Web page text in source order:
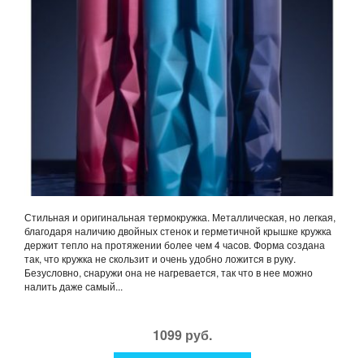
Стильная и оригинальная термокружка. Металлическая, но легкая,
благодаря наличию двойных стенок и герметичной крышке кружка
держит тепло на протяжении более чем 4 часов. Форма создана
так, что кружка не скользит и очень удобно ложится в руку.
Безусловно, снаружи она не нагревается, так что в нее можно
налить даже самый...
1099 руб.